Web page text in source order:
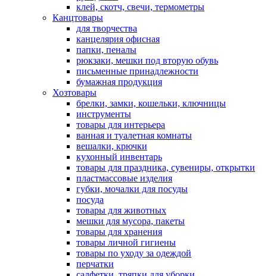
клей, скотч, свечи, термометры
Канцтовары
для творчества
канцелярия офисная
папки, пеналы
рюкзаки, мешки под вторую обувь
письменные принадлежности
бумажная продукция
Хозтовары
брелки, замки, кошельки, ключницы
инструменты
товары для интерьера
ванная и туалетная комнаты
вешалки, крючки
кухонный инвентарь
товары для праздника, сувениры, открытки
пластмассовые изделия
губки, мочалки для посуды
посуда
товары для животных
мешки для мусора, пакеты
товары для хранения
товары личной гигиены
товары по уходу за одеждой
перчатки